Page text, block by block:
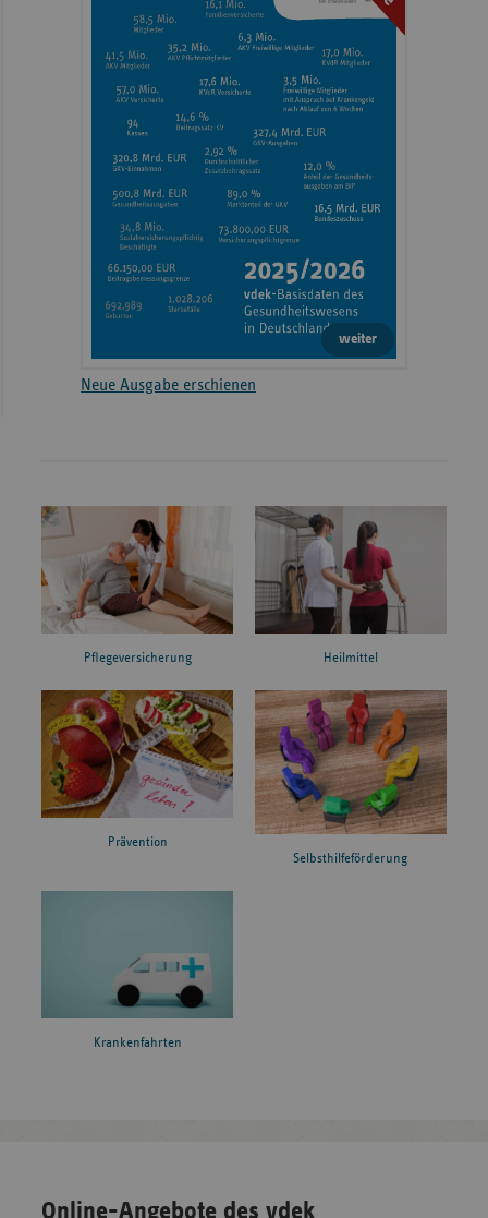
weiter
Neue Ausgabe erschienen
Pflegeversicherung Heilmittel
Prävention
Selbsthilfeförderung
Krankenfahrten
Online-Angebote des vdek